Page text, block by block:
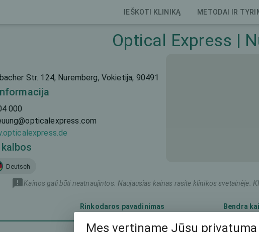
IEŠKOTI KLINIKĄ METODAI IR
Optical Express |
Str. 124, Nuremberg, Vokietija, 90491
000
Deutsch
Kainos gali būti neatnaujintos. Naujausias kainas rasite klinikos svetainėje.
Rinkodaros pavadinimas Bendra
Mes vertiname Jūsų privatumą